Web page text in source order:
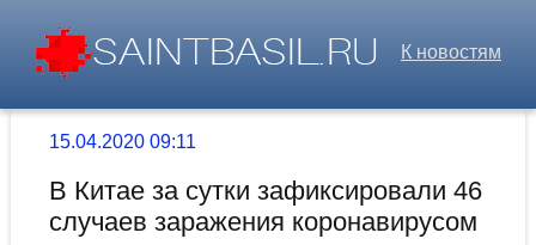
К новостям
15.04.2020 09:11
В Китае за сутки зафиксировали 46
случаев заражения коронавирусом